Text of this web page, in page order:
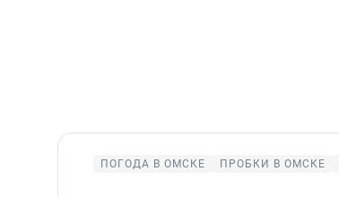
ПОГОДА В ОМСКЕ ПРОБКИ В ОМСКЕ